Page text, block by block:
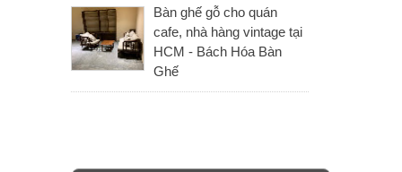
Bàn ghế gỗ cho quán
cafe, nhà hàng vintage tại
HCM - Bách Hóa Bàn
Ghế